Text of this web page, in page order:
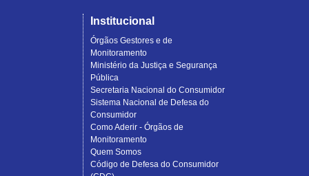
Institucional
Órgãos Gestores e de
Monitoramento
Ministério da Justiça e Segurança
Pública
Secretaria Nacional do Consumidor
Sistema Nacional de Defesa do
Consumidor
Como Aderir - Órgãos de
Monitoramento
Quem Somos
Código de Defesa do Consumidor